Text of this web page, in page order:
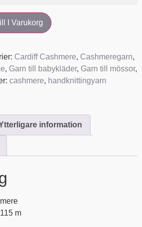
I Varukorg
Cardiff Cashmere, Cashmeregarn,
, Garn till babykläder, Garn till mössor,
cashmere, handknittingyarn
information
m